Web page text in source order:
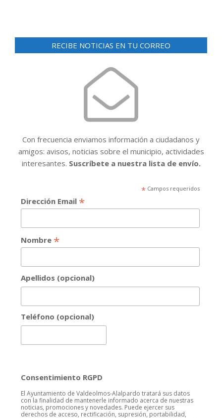
RECIBE NOTICIAS EN TU CORREO
Con frecuencia enviamos información a ciudadanos y
amigos: avisos, noticias sobre el municipio, actividades
interesantes. Suscríbete a nuestra lista de envío.
*Campos requeridos
Dirección Email *
Nombre *
Apellidos (opcional)
Teléfono (opcional)
Consentimiento RGPD
El Ayuntamiento de Valdeolmos-Alalpardo tratará sus datos
con la finalidad de mantenerle informado acerca de nuestras
noticias, promociones y novedades. Puede ejercer sus
derechos de acceso, rectificación, supresión, portabilidad,